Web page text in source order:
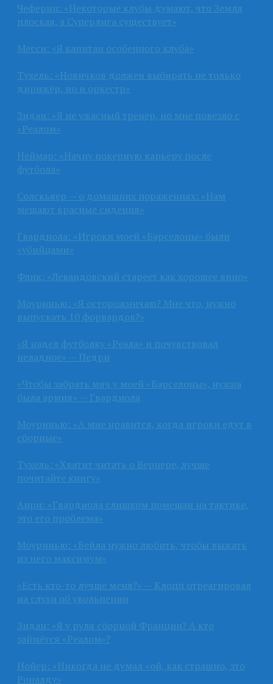
Чеферин: «Некоторые клубы думают, что Земля
плоская, а Суперлига существует»
Месси: «Я капитан особенного клуба»
Тухель: «Новичков должен выбирать не только
дирижёр, но и оркестр»
Зидан: «Я не ужасный тренер, но мне повезло с
«Реалом»
Неймар: «Начну покерную карьеру после
футбола»
Солскьяер — о домашних поражениях: «Нам
мешают красные сидения»
Гвардиола: «Игроки моей «Барселоны» были
«убийцами»
Флик: «Левандовский стареет как хорошее вино»
Моуринью: «Я осторожничаю? Мне что, нужно
выпускать 10 форвардов?»
«Я надел футболку «Реала» и почувствовал
неладное» — Педри
«Чтобы забрать мяч у моей «Барселоны», нужна
была армия» — Гвардиола
Моуринью: «А мне нравится, когда игроки едут в
сборные»
Тухель: «Хватит читать о Вернере, лучше
почитайте книгу»
Анри: «Гвардиола слишком помешан на тактике,
это его проблема»
Моуринью: «Бейла нужно любить, чтобы выжать
из него максимум»
«Есть кто-то лучше меня?» — Клопп отреагировал
на слухи об увольнении
Зидан: «Я у руля сборной Франции? А кто
займётся «Реалом»?
Нойер: «Никогда не думал «ой, как страшно, это
Роналду»